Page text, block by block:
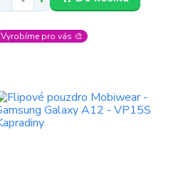
Vyrobíme pro vás 🎨